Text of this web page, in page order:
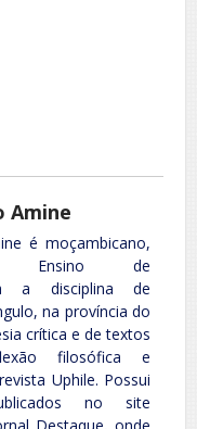
Amine
é moçambicano,
Ensino de
a disciplina de
na província do
crítica e de textos
filosófica e
Uphile. Possui
no site